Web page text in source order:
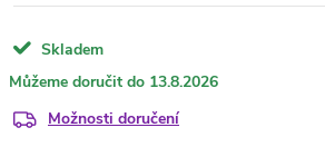
Skladem
13.8.2026
Možnosti doručení